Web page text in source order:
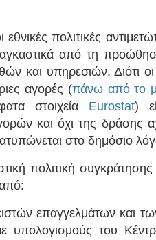
εθνικές πολιτικές
από τη
και υπηρεσιών. Διότι οι
αγορές (πάνω από το
στοιχεία Eurostat)
και όχι της δράσης
στο δημόσιο
πολιτική
επαγγελμάτων και
του